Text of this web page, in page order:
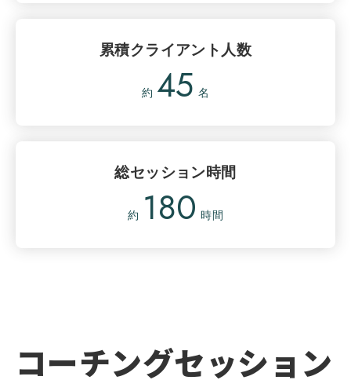
累積クライアント人数
約 45 名
総セッション時間
約 180 時間
コーチングセッション